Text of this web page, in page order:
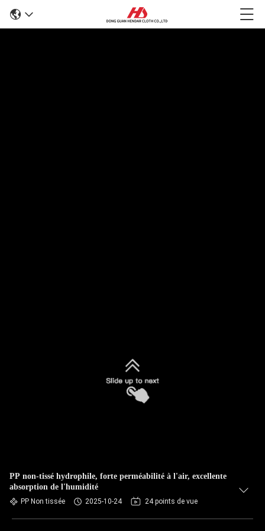
PP non-tissé hydrophile, forte perméabilité à l'air, excellente
absorption de l'humidité
PP Non tissée 2025-10-24 24 points de vue